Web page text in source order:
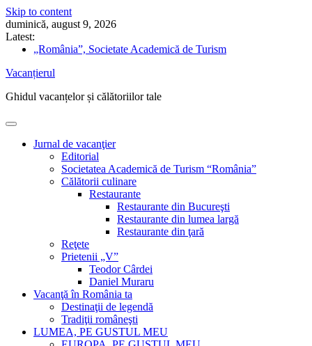
Skip to content
duminică, august 9, 2026
Latest:
„România”, Societate Academică de Turism
Nicolae Iorga: Din Italia. Veneţia (9) „Doi gladiatori de
5 sfaturi pentru drumeții în pandemie
Vacanțierul
Ghidul vacanțelor și călătoriilor tale
Jurnal de vacanţier
Editorial
Societatea Academică de Turism “România”
Călătorii culinare
Restaurante
Restaurante din Bucureşti
Restaurante din lumea largă
Restaurante din ţară
Reţete
Prietenii „V”
Teodor Cârdei
Daniel Muraru
Vacanţă în România ta
Destinaţii de legendă
Tradiţii româneşti
LUMEA, PE GUSTUL MEU